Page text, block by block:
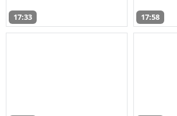
17:33 17:58